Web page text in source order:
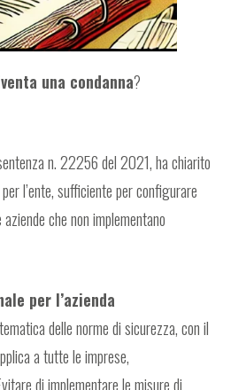
una condanna?
n. 22256 del 2021, ha chiarito
l’ente, sufficiente per configurare
che non implementano
per l’azienda
delle norme di sicurezza, con il
a tutte le imprese,
di implementare le misure di